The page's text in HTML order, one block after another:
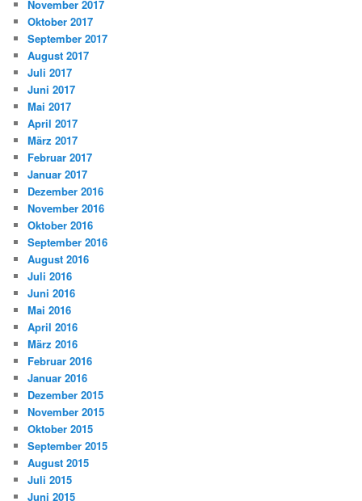
November 2017
Oktober 2017
September 2017
August 2017
Juli 2017
Juni 2017
Mai 2017
April 2017
März 2017
Februar 2017
Januar 2017
Dezember 2016
November 2016
Oktober 2016
September 2016
August 2016
Juli 2016
Juni 2016
Mai 2016
April 2016
März 2016
Februar 2016
Januar 2016
Dezember 2015
November 2015
Oktober 2015
September 2015
August 2015
Juli 2015
Juni 2015